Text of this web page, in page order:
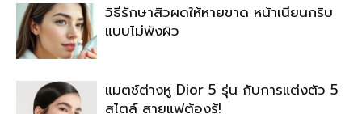
วิธีรักษาสิวผดให้หายขาด หน้าเนียนกริบ
แบบไม่พังผิว
แมตช์ต่างหู Dior 5 รุ่น กับการแต่งตัว 5
สไตล์ สายแฟต้องรู้!